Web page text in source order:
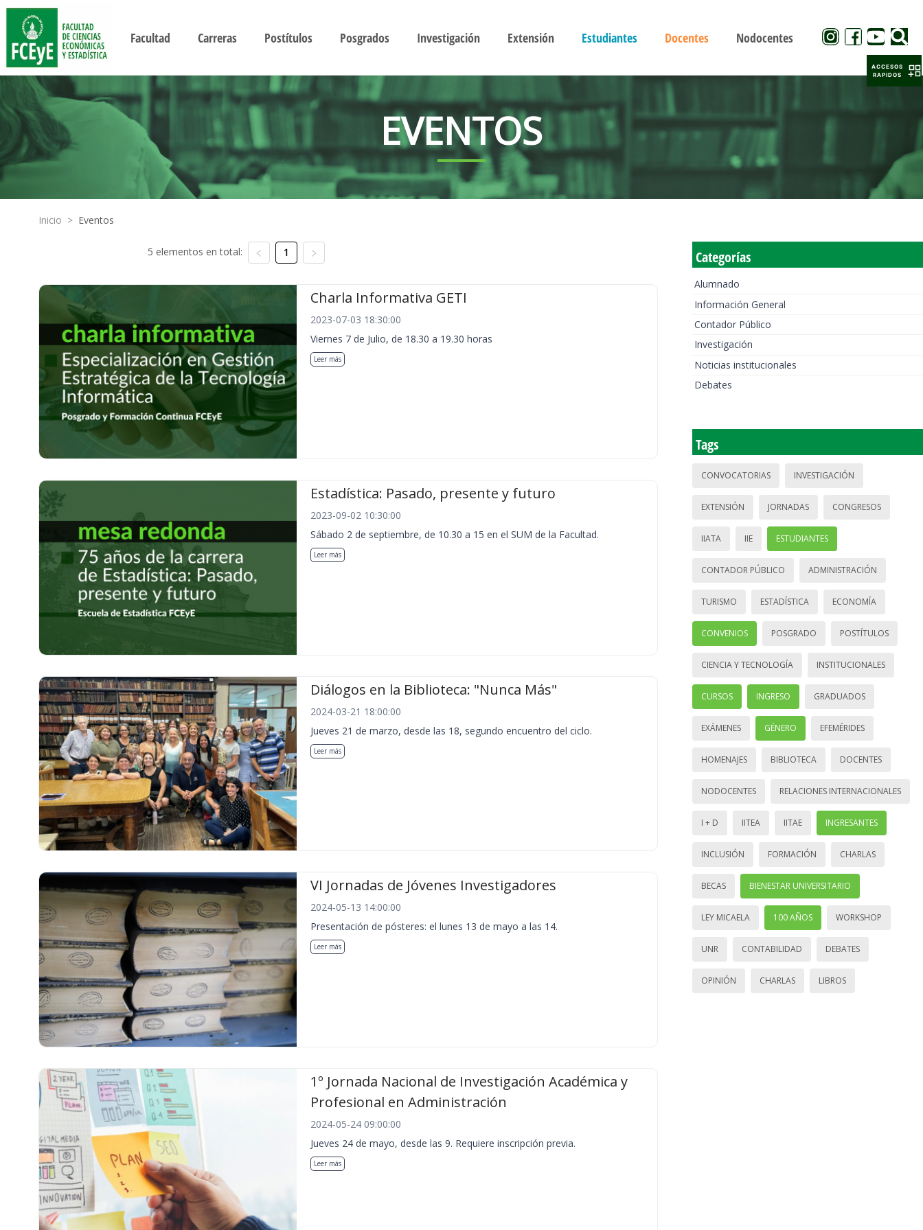
Facultad Carreras Postítulos Posgrados Investigación Extensión Estudiantes Docentes Nodocentes
EVENTOS
Inicio > Eventos
5 elementos en total: 1
Charla Informativa GETI
2023-07-03 18:30:00
Viernes 7 de Julio, de 18.30 a 19.30 horas
Leer más
Estadística: Pasado, presente y futuro
2023-09-02 10:30:00
Sábado 2 de septiembre, de 10.30 a 15 en el SUM de la Facultad.
Leer más
Diálogos en la Biblioteca: "Nunca Más"
2024-03-21 18:00:00
Jueves 21 de marzo, desde las 18, segundo encuentro del ciclo.
Leer más
VI Jornadas de Jóvenes Investigadores
2024-05-13 14:00:00
Presentación de pósteres: el lunes 13 de mayo a las 14.
Leer más
1º Jornada Nacional de Investigación Académica y
Profesional en Administración
2024-05-24 09:00:00
Jueves 24 de mayo, desde las 9. Requiere inscripción previa.
Leer más
Categorías
Alumnado
Información General
Contador Público
Investigación
Noticias institucionales
Debates
Tags
CONVOCATORIAS INVESTIGACIÓN
EXTENSIÓN JORNADAS CONGRESOS
IIATA IIE ESTUDIANTES
CONTADOR PÚBLICO ADMINISTRACIÓN
TURISMO ESTADÍSTICA ECONOMÍA
CONVENIOS POSGRADO POSTÍTULOS
CIENCIA Y TECNOLOGÍA INSTITUCIONALES
CURSOS INGRESO GRADUADOS
EXÁMENES GÉNERO EFEMÉRIDES
HOMENAJES BIBLIOTECA DOCENTES
NODOCENTES RELACIONES INTERNACIONALES
I + D IITEA IITAE INGRESANTES
INCLUSIÓN FORMACIÓN CHARLAS
BECAS BIENESTAR UNIVERSITARIO
LEY MICAELA 100 AÑOS WORKSHOP
UNR CONTABILIDAD DEBATES
OPINIÓN CHARLAS LIBROS
ACCESOS
RAPIDOS